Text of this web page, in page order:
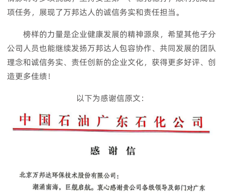
项任务，展现了万邦达人的诚信务实和责任担当。
榜样的力量是企业健康发展的精神源泉，希望其他子分
公司人员也能继续发扬万邦达人包容协作、共同发展的团队
理念和诚信务实、责任创新的企业文化，获得更多好评、创
造更多佳绩！
以下为感谢信原文：